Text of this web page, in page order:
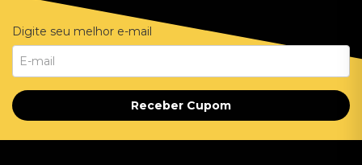
Digite seu melhor e-mail
Receber Cupom